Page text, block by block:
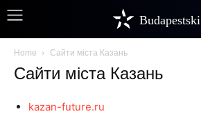
Budapestski
Home Сайти міста Казань
Сайти міста Казань
kazan-future.ru